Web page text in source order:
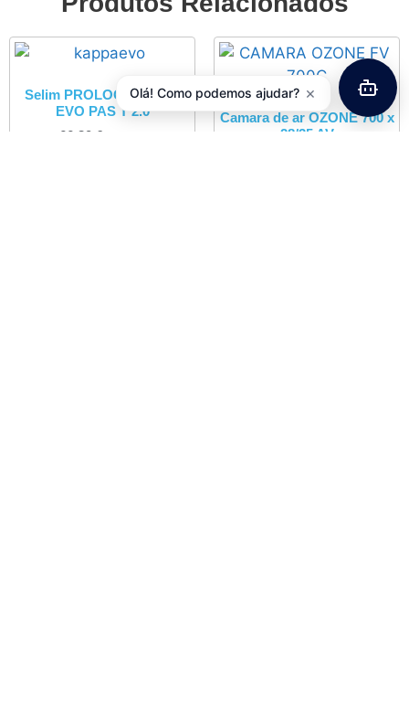
Selim PROLOGO Kappa
EVO PAS T 2.0
66,20 €
Camara de ar OZONE 700 x
28/35 AV
Olá! Como podemos ajudar? ×